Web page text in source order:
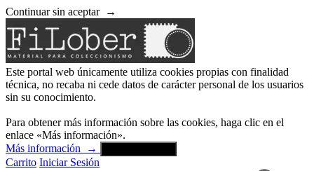
Continuar sin aceptar →
Este portal web únicamente utiliza cookies propias con finalidad
técnica, no recaba ni cede datos de carácter personal de los usuarios
sin su conocimiento.
Para obtener más información sobre las cookies, haga clic en el
enlace «Más información».
Más información
→
Carrito Iniciar Sesión